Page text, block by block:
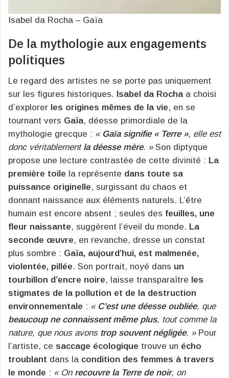
Isabel da Rocha – Gaïa
De la mythologie aux engagements
politiques
Le regard des artistes ne se porte pas uniquement
sur les figures historiques. Isabel da Rocha a choisi
d’explorer les origines mêmes de la vie, en se
tournant vers Gaïa, déesse primordiale de la
mythologie grecque : « Gaïa signifie « Terre », elle est
donc véritablement la déesse mère. »Son diptyque
propose une lecture contrastée de cette divinité : La
première toile la représente dans toute sa
puissance originelle, surgissant du chaos et
donnant naissance aux éléments naturels. L’être
humain est encore absent ; seules des feuilles, une
fleur naissante, suggèrent l’éveil du monde. La
seconde œuvre, en revanche, dresse un constat
plus sombre : Gaïa, aujourd’hui, est malmenée,
violentée, pillée. Son portrait, noyé dans un
tourbillon d’encre noire, laisse transparaître les
stigmates de la pollution et de la destruction
environnementale : « C’est une déesse oubliée, que
beaucoup ne connaissent même plus, tout comme la
nature, que nous avons trop souvent négligée. »Pour
l’artiste, ce saccage écologique trouve un écho
troublant dans la condition des femmes à travers
le monde : « On recouvre la Terre de noir, on